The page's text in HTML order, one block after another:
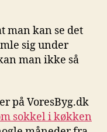
man kan se det
sig under
man ikke så
på VoresByg.dk
sokkel i køkken